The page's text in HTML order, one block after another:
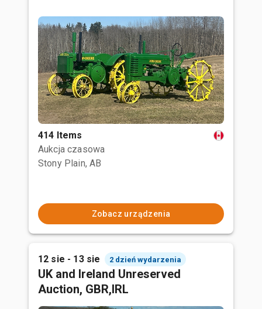
414 Items
Aukcja czasowa
Stony Plain, AB
Zobacz urządzenia
12 sie - 13 sie 2 dzień wydarzenia
UK and Ireland Unreserved
Auction, GBR,IRL